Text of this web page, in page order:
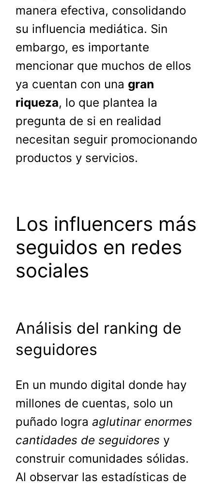
manera efectiva, consolidando
su influencia mediática. Sin
embargo, es importante
mencionar que muchos de ellos
ya cuentan con una gran
riqueza, lo que plantea la
pregunta de si en realidad
necesitan seguir promocionando
productos y servicios.
Los influencers más
seguidos en redes
sociales
Análisis del ranking de
seguidores
En un mundo digital donde hay
millones de cuentas, solo un
puñado logra aglutinar enormes
cantidades de seguidores y
construir comunidades sólidas.
Al observar las estadísticas de